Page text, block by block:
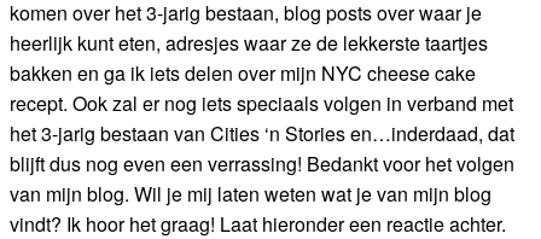
komen over het 3-jarig bestaan, blog posts over waar je
heerlijk kunt eten, adresjes waar ze de lekkerste taartjes
bakken en ga ik iets delen over mijn NYC cheese cake
recept. Ook zal er nog iets speciaals volgen in verband met
het 3-jarig bestaan van Cities ‘n Stories en…inderdaad, dat
blijft dus nog even een verrassing! Bedankt voor het volgen
van mijn blog. Wil je mij laten weten wat je van mijn blog
vindt? Ik hoor het graag! Laat hieronder een reactie achter.